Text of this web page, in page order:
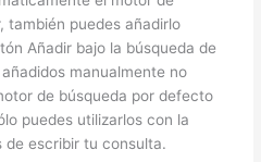
también puedes añadirlo
Añadir bajo la búsqueda de
manualmente no
de búsqueda por defecto
puedes utilizarlos con la
de escribir tu consulta.